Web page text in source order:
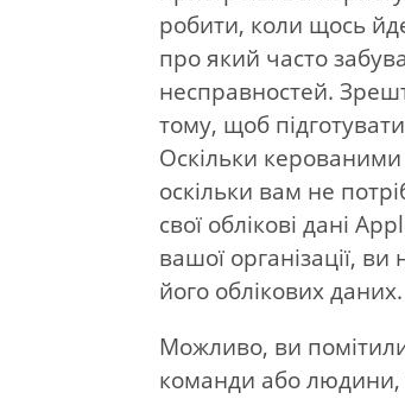
робити, коли щось
про який часто
несправностей.
тому, щоб
Оскільки керованими
оскільки вам не
свої облікові дані
вашої організації,
його облікових даних.
Можливо, ви
команди або